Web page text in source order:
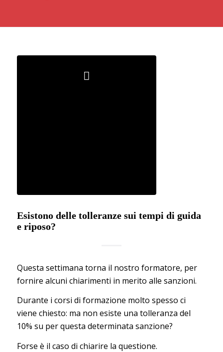
Esistono delle tolleranze sui tempi di guida
e riposo?
Questa settimana torna il nostro formatore, per
fornire alcuni chiarimenti in merito alle sanzioni.
Durante i corsi di formazione molto spesso ci
viene chiesto: ma non esiste una tolleranza del
10% su per questa determinata sanzione?
Forse è il caso di chiarire la questione.